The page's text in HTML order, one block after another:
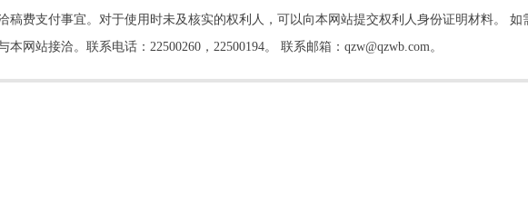
稿费支付事宜。对于使用时未及核实的权利人，可以向本网站提交权利人身份证明材料。 如
网站接洽。联系电话：22500260，22500194。 联系邮箱：qzw@qzwb.com。